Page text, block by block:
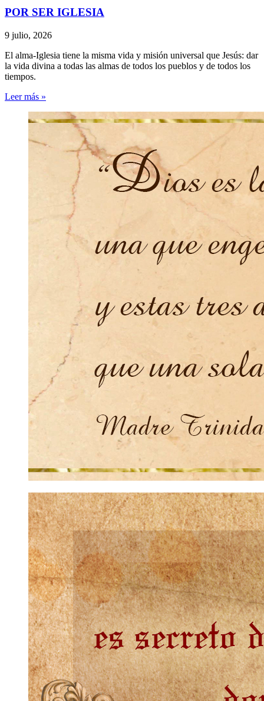
POR SER IGLESIA
9 julio, 2026
El alma-Iglesia tiene la misma vida y misión universal que Jesús: dar
la vida divina a todas las almas de todos los pueblos y de todos los
tiempos.
Leer más »